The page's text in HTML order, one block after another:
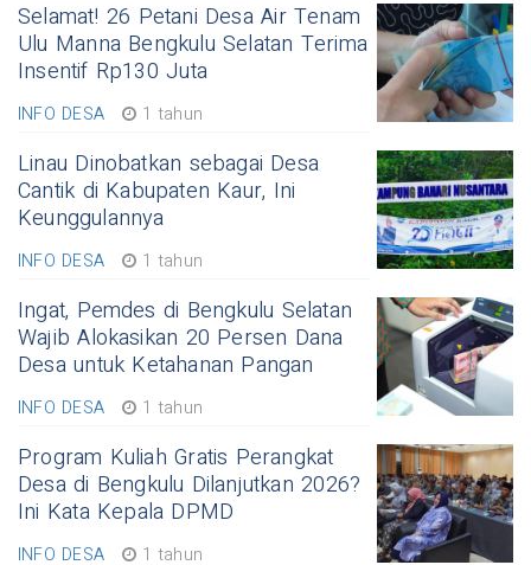
Selamat! 26 Petani Desa Air Tenam
Ulu Manna Bengkulu Selatan Terima
Insentif Rp130 Juta
INFO DESA 1 tahun
Linau Dinobatkan sebagai Desa
Cantik di Kabupaten Kaur, Ini
Keunggulannya
INFO DESA 1 tahun
Ingat, Pemdes di Bengkulu Selatan
Wajib Alokasikan 20 Persen Dana
Desa untuk Ketahanan Pangan
INFO DESA 1 tahun
Program Kuliah Gratis Perangkat
Desa di Bengkulu Dilanjutkan 2026?
Ini Kata Kepala DPMD
INFO DESA 1 tahun